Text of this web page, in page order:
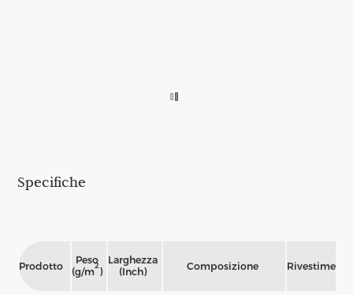
Specifiche
Prodotto
Peso
(g/m
2
)
Larghezza
(Inch)
Composizione Rivestimento